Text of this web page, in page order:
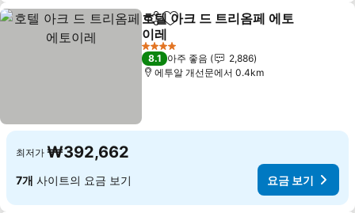
공유 즐겨찾기에 추가
호텔 아크 드 트리옴페 에토
이레
요금 보기
4 성급
8.1 아주 좋음
2,886
에투알 개선문에서 0.4km
최저가 ₩392,662
7개 사이트의 요금 보기 요금 보기